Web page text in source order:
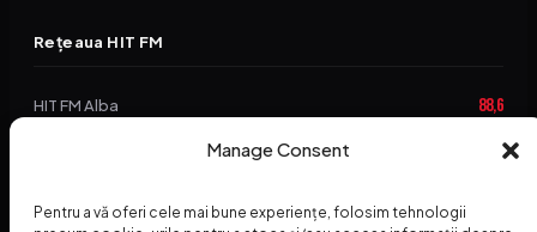
Manage Consent
Pentru a vă oferi cele mai bune experiențe, folosim tehnologii
Rețeaua HIT FM
HIT FM Alba 88,6
94,2